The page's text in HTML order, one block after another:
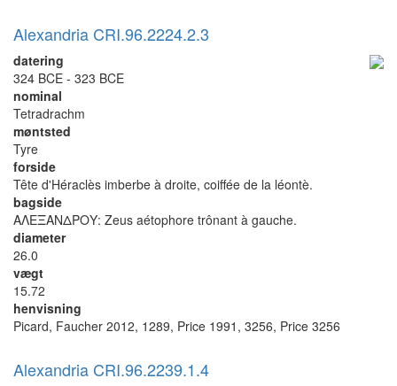
Alexandria CRI.96.2224.2.3
datering
324 BCE - 323 BCE
nominal
Tetradrachm
møntsted
Tyre
forside
Tête d'Héraclès imberbe à droite, coiffée de la léontè.
bagside
ΑΛΕΞΑΝΔΡΟΥ: Zeus aétophore trônant à gauche.
diameter
26.0
vægt
15.72
henvisning
Picard, Faucher 2012, 1289, Price 1991, 3256, Price 3256
Alexandria CRI.96.2239.1.4